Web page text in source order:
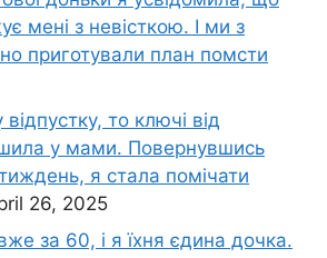
мені з невісткою. І ми з
приготували план помсти
то ключі від
у мами. Повернувшись
я стала помічати
26, 2025
за 60, і я їхня єдина дочка.